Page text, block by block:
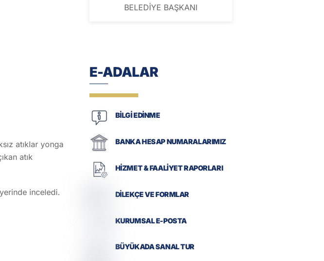
atıklar yonga
atık
inceledi.
BELEDİYE BAŞKANI
E-ADALAR
BİLGİ EDİNME
BANKA HESAP NUMARALARIMIZ
HİZMET & FAALİYET RAPORLARI
DİLEKÇE VE FORMLAR
KURUMSAL E-POSTA
BÜYÜKADA SANAL TUR